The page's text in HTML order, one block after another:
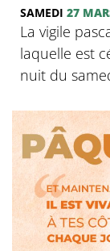
SAMEDI 27
La vigile
laquelle est
nuit du